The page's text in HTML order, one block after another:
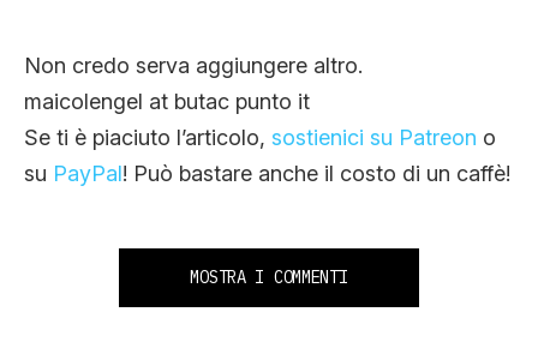
Non credo serva aggiungere altro.
maicolengel at butac punto it
Se ti è piaciuto l’articolo, sostienici su Patreon o
su PayPal! Può bastare anche il costo di un caffè!
MOSTRA I COMMENTI